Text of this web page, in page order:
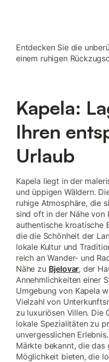
Entdecken Sie die
einem ruhigen
Kapela:
Ihren
Urlaub
Kapela liegt in der
und üppigen Wäldern.
ruhige Atmosphäre, die
sind oft in der Nähe von
authentische kroatische
die die Schönheit der
lokale Kultur und
reich an Wander- und
Nähe zu Bjelovar, der
Annehmlichkeiten einer
Umgebung von Kapela
Vielzahl von
zu luxuriösen Villen. Die
lokale Spezialitäten zu
unvergesslichen
Märkte bekannt, die das
Möglichkeit bieten, die